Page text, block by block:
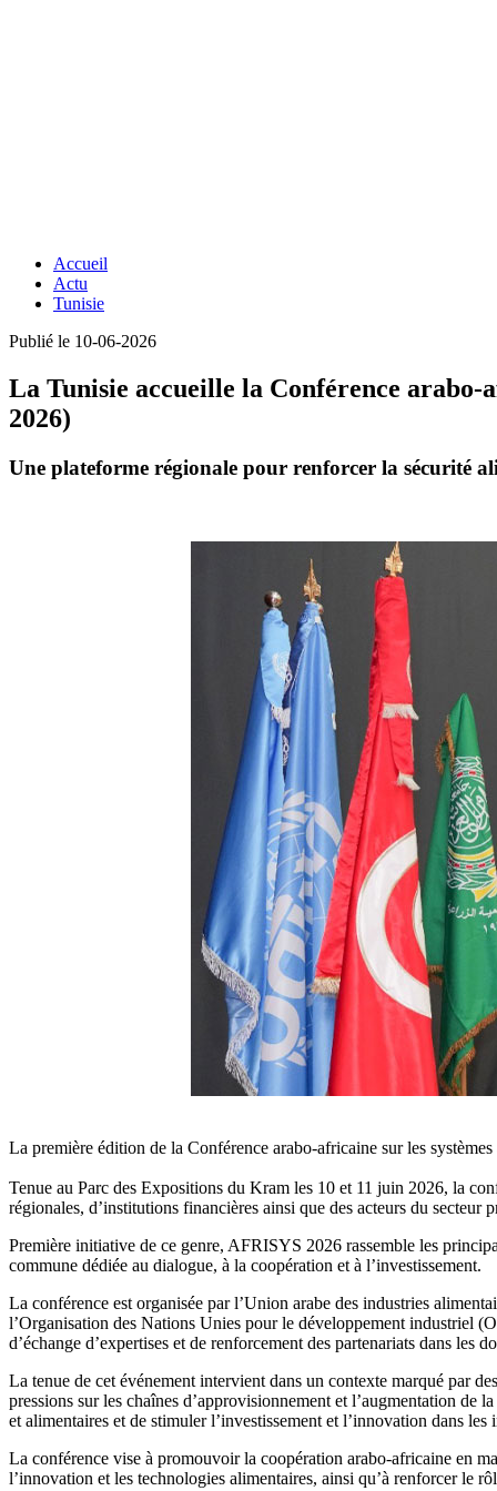
Accueil
Actu
Tunisie
Publié le 10-06-2026
La Tunisie accueille la Conférence
2026)
Une plateforme régionale pour renforcer la sécurité
La première édition de la Conférence arabo-africaine sur les
Tenue au Parc des Expositions du Kram les 10 et 11 juin 2026, la
régionales, d’institutions financières ainsi que des acteurs du secteur
Première initiative de ce genre, AFRISYS 2026 rassemble les
commune dédiée au dialogue, à la coopération et à l’investissement.
La conférence est organisée par l’Union arabe des industries
l’Organisation des Nations Unies pour le développement industriel
d’échange d’expertises et de renforcement des partenariats dans les
La tenue de cet événement intervient dans un contexte marqué par
pressions sur les chaînes d’approvisionnement et l’augmentation
et alimentaires et de stimuler l’investissement et l’innovation dans les
La conférence vise à promouvoir la coopération arabo-africaine en
l’innovation et les technologies alimentaires, ainsi qu’à renforcer le